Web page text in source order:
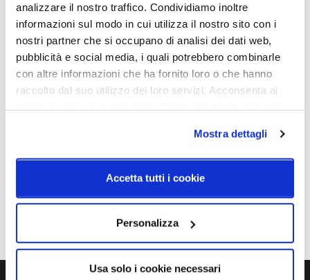
analizzare il nostro traffico. Condividiamo inoltre
informazioni sul modo in cui utilizza il nostro sito con i
nostri partner che si occupano di analisi dei dati web,
pubblicità e social media, i quali potrebbero combinarle
con altre informazioni che ha fornito loro o che hanno
raccolto dal suo utilizzo dei loro servizi. Acconsenta ai
Mostra dettagli
Accetta tutti i cookie
Personalizza
Usa solo i cookie necessari
Classe energetica
A++
IP
20
Schemi tecnici